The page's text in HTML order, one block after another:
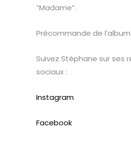
“Madame”.
Précommande de l’album
Suivez Stéphane sur ses
sociaux :
Instagram
Facebook